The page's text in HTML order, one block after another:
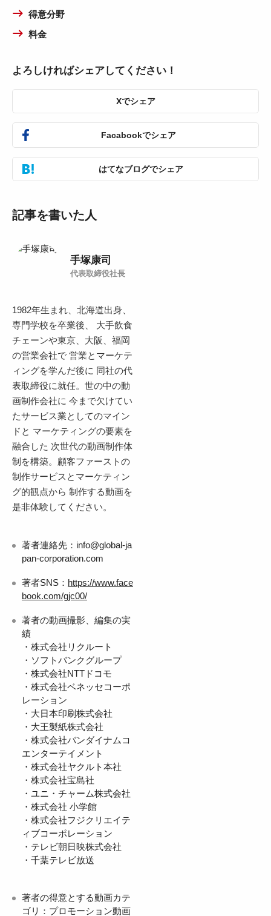
得意分野
料金
よろしければシェアしてください！
Xでシェア
Facabookでシェア
はてなブログでシェア
記事を書いた人
手塚康司
代表取締役社長
1982年生まれ、北海道出身、
専門学校を卒業後、 大手飲食
チェーンや東京、大阪、福岡
の営業会社で 営業とマーケテ
ィングを学んだ後に 同社の代
表取締役に就任。世の中の動
画制作会社に 今まで欠けてい
たサービス業としてのマイン
ドと マーケティングの要素を
融合した 次世代の動画制作体
制を構築。顧客ファーストの
制作サービスとマーケティン
グ的観点から 制作する動画を
是非体験してください。
著者連絡先：info@global-ja
pan-corporation.com
著者SNS： https://www.face
book.com/gjc00/
著者の動画撮影、編集の実
績
・株式会社リクルート
・ソフトバンクグループ
・株式会社NTTドコモ
・株式会社ベネッセコーポ
レーション
・大日本印刷株式会社
・大王製紙株式会社
・株式会社バンダイナムコ
エンターテイメント
・株式会社ヤクルト本社
・株式会社宝島社
・ユニ・チャーム株式会社
・株式会社 小学館
・株式会社フジクリエイテ
ィブコーポレーション
・テレビ朝日映株式会社
・千葉テレビ放送
著者の得意とする動画カテ
ゴリ：プロモーション動画